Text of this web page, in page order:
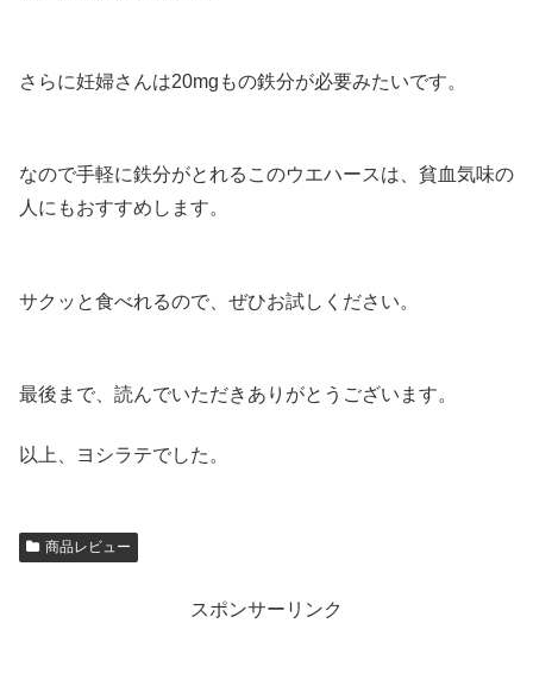
さらに妊婦さんは20mgもの鉄分が必要みたいです。
なので手軽に鉄分がとれるこのウエハースは、貧血気味の
人にもおすすめします。
サクッと食べれるので、ぜひお試しください。
最後まで、読んでいただきありがとうございます。
以上、ヨシラテでした。
商品レビュー
スポンサーリンク